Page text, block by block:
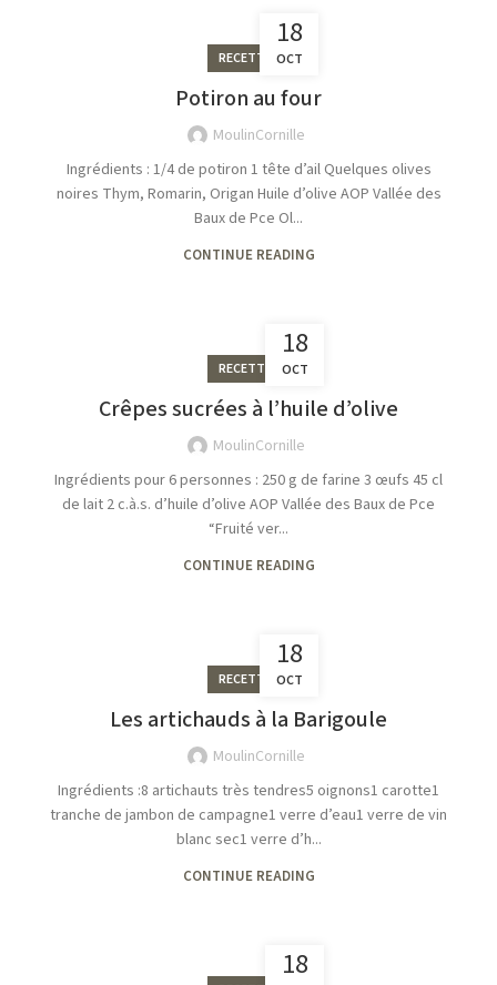
18
OCT
RECETTES
Potiron au four
MoulinCornille
Ingrédients : 1/4 de potiron 1 tête d’ail Quelques olives
noires Thym, Romarin, Origan Huile d’olive AOP Vallée des
Baux de Pce Ol...
CONTINUE READING
18
OCT
RECETTES
Crêpes sucrées à l’huile d’olive
MoulinCornille
Ingrédients pour 6 personnes : 250 g de farine 3 œufs 45 cl
de lait 2 c.à.s. d’huile d’olive AOP Vallée des Baux de Pce
“Fruité ver...
CONTINUE READING
18
OCT
RECETTES
Les artichauds à la Barigoule
MoulinCornille
Ingrédients :8 artichauts très tendres5 oignons1 carotte1
tranche de jambon de campagne1 verre d’eau1 verre de vin
blanc sec1 verre d’h...
CONTINUE READING
18